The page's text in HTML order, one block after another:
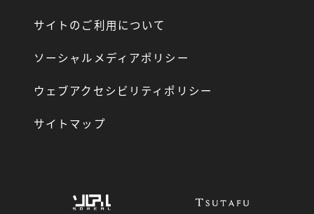
サイトのご利用について
ソーシャルメディアポリシー
ウェブアクセシビリティポリシー
サイトマップ